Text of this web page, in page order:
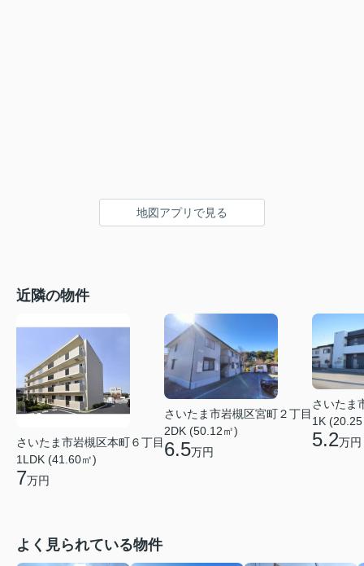
地図アプリで見る
近隣の物件
さいたま市岩槻区本町６丁目
1LDK (41.60㎡)
7万円
さいたま市岩槻区宮町２丁目
2DK (50.12㎡)
6.5万円
さいたま
1K
5.2万円
よく見られている物件